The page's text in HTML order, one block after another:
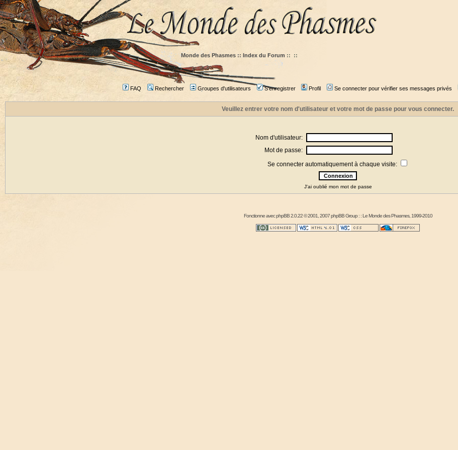
Monde des Phasmes :: Index du Forum :: ::
FAQ Rechercher Groupes d'utilisateurs S'enregistrer Profil Se connecter pour vérifier ses messages privés
Veuillez entrer votre nom d'utilisateur et votre mot de passe pour vous connecter.
Nom d'utilisateur:
Mot de passe:
Se connecter automatiquement à chaque visite:
J'ai oublié mon mot de passe
Fonctionne avecphpBB2.0.22 © 2001, 2007 phpBB Group : :Le Monde des Phasmes, 1999-2010